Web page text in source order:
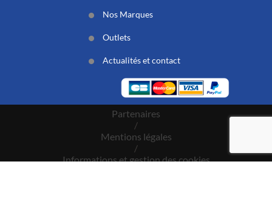
Nos Marques
Outlets
Actualités et contact
Partenaires
/
Mentions légales
/
Informations et gestion des cookies